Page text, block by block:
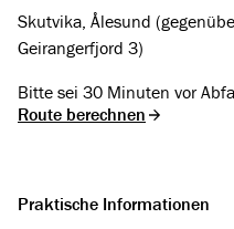
Skutvika, Ålesund
Geirangerfjord 3)
Bitte sei 30 Minuten vor
Route berechnen
Praktische Informationen